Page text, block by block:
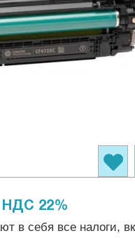
НДС 22%
в себя все налоги,